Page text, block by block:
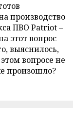
производство
ПВО Patriot –
этот вопрос
выяснилось,
вопросе не
произошло?